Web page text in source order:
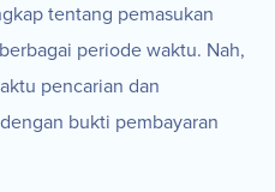
tentang pemasukan
periode waktu. Nah,
pencarian dan
bukti pembayaran